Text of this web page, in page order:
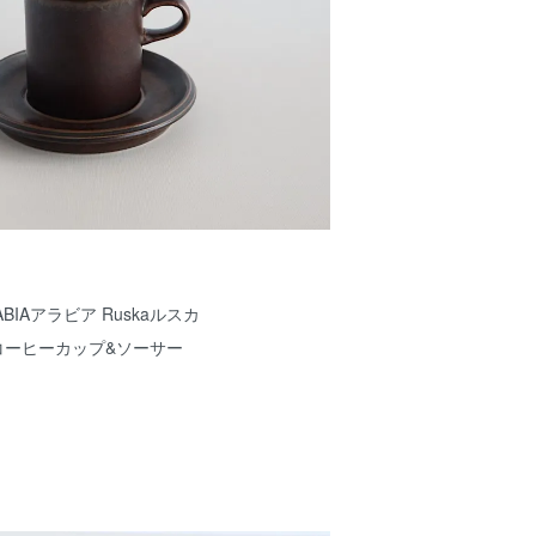
アラビア Ruskaルスカ
ーヒーカップ&ソーサー